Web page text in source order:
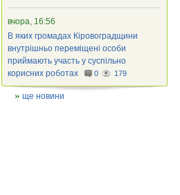
вчора, 16:56
В яких громадах Кіровоградщини
внутрішньо переміщені особи
приймають участь у суспільно
корисних роботах
0 179
ще новини